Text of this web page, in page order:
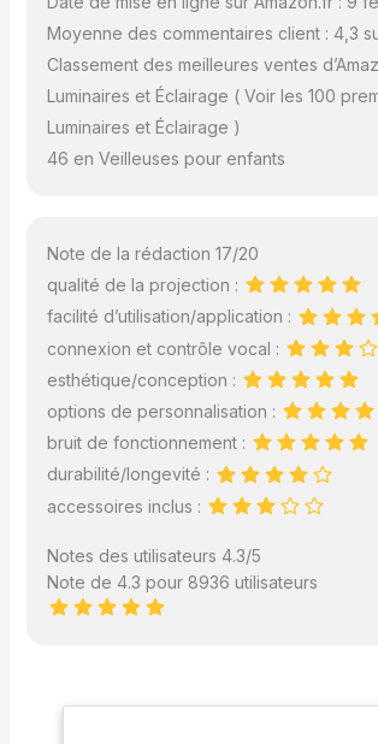
Moyenne des commentaires client : 4,3
Classement des meilleures ventes
Luminaires et Éclairage ( Voir les 100
Luminaires et Éclairage )
46 en Veilleuses pour enfants
Note de la rédaction 17/20
qualité de la projection :
facilité d’utilisation/application :
connexion et contrôle vocal :
esthétique/conception :
options de personnalisation :
bruit de fonctionnement :
durabilité/longevité :
accessoires inclus :
Notes des utilisateurs 4.3/5
Note de 4.3 pour 8936 utilisateurs